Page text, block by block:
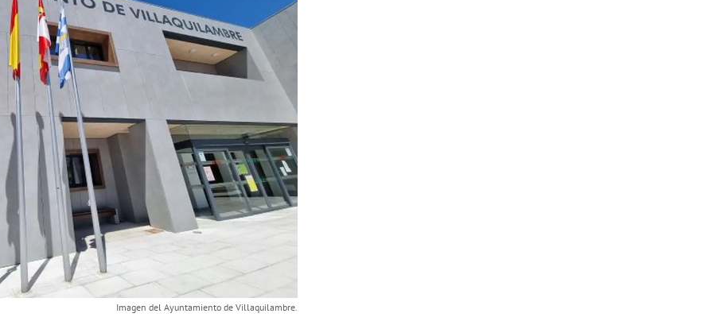
Imagen del Ayuntamiento de Villaquilambre.